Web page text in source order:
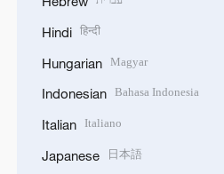
Hindi हिन्दी
Hungarian Magyar
Indonesian Bahasa Indonesia
Italian Italiano
Japanese 日本語